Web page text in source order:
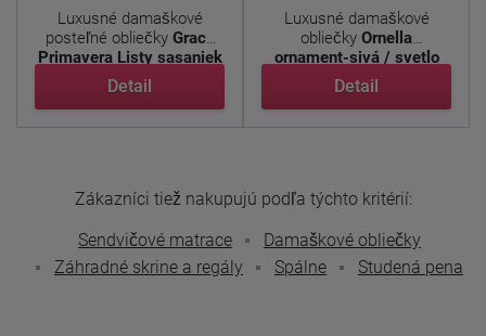
Luxusné damaškové
posteľné obliečky Grace
Primavera Listy sasaniek
je ...
Detail
Luxusné damaškové
obliečky Ornella
ornament-sivá / svetlo
šedás ...
Detail
Zákazníci tiež nakupujú podľa týchto kritérií:
Sendvičové matrace
Damaškové obliečky
Záhradné skrine a regály
Spálne Studená pena